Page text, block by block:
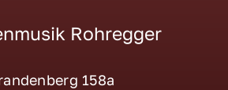
Rohregger
158a